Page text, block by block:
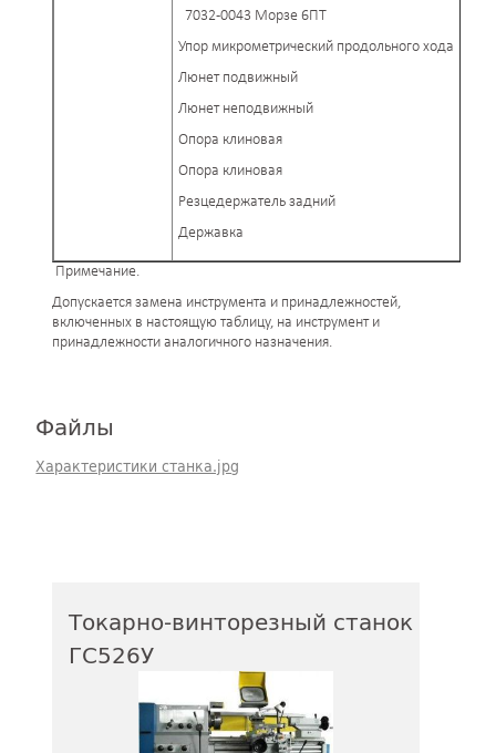
7032-0043 Морзе 6ПТ
Упор микрометрический продольного хода
Люнет подвижный
Люнет неподвижный
Опора клиновая
Опора клиновая
Резцедержатель задний
Державка
Примечание.
Допускается замена инструмента и принадлежностей,
включенных в настоящую таблицу, на инструмент и
принадлежности аналогичного назначения.
Файлы
Характеристики станка.jpg
Токарно-винторезный станок
ГС526У